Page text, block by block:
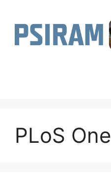
springen
PLoS One